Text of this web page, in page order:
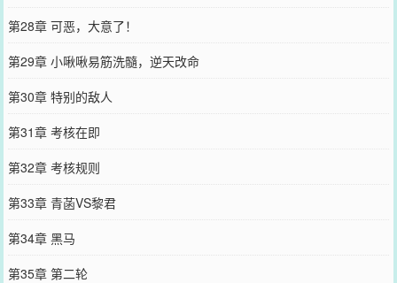
第28章 可恶，大意了！
第29章 小啾啾易筋洗髓，逆天改命
第30章 特别的敌人
第31章 考核在即
第32章 考核规则
第33章 青菡VS黎君
第34章 黑马
第35章 第二轮